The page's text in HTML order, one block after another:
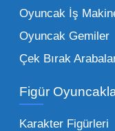
tercih
Peluş
en sevilen
Oyuncak İş
Oyuncak Gemiler
Çek Bırak
Figür
Karakter Figürleri